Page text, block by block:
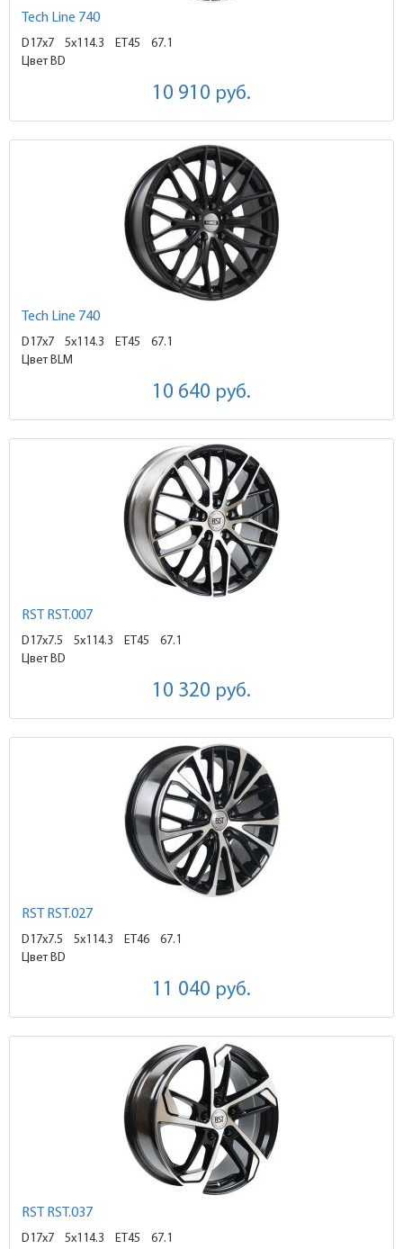
Tech Line 740
D17x7 5x114.3 ET45
67.1
Цвет BD
10 910 руб.
Tech Line 740
D17x7 5x114.3 ET45
67.1
Цвет BLM
10 640 руб.
RST RST.007
D17x7.5 5x114.3 ET45
67.1
Цвет BD
10 320 руб.
RST RST.027
D17x7.5 5x114.3 ET46
67.1
Цвет BD
11 040 руб.
RST RST.037
D17x7 5x114.3 ET45
67.1